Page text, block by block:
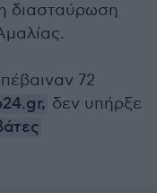
διασταύρωση
72
δεν υπήρξε